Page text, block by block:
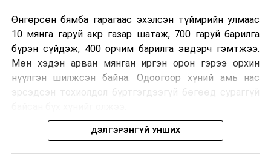
Өнгөрсөн бямба гарагаас эхэлсэн түймрийн улмаас
10 мянга гаруй акр газар шатаж, 700 гаруй барилга
бүрэн сүйдэж, 400 орчим барилга эвдэрч гэмтжээ.
Мөн хэдэн арван мянган иргэн орон гэрээ орхин
нүүлгэн шилжсэн байна. Одоогоор хүний амь нас
эрсэдсэн тохиолдол бүртгэгдээгүй бөгөөд сураггүй
Албаныхны мэдээлснээр түймрийн нэг голомтыг
ДЭЛГЭРЭНГҮЙ УНШИХ